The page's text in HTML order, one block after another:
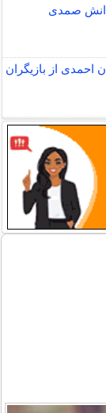
صمدی
احمدی از بازیگران